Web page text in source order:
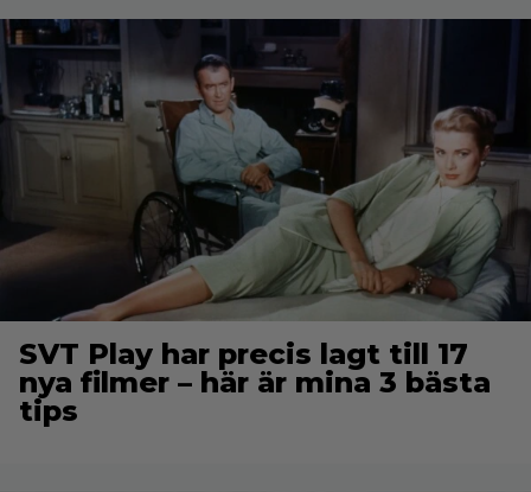
SVT Play har precis lagt till 17
nya filmer – här är mina 3 bästa
tips